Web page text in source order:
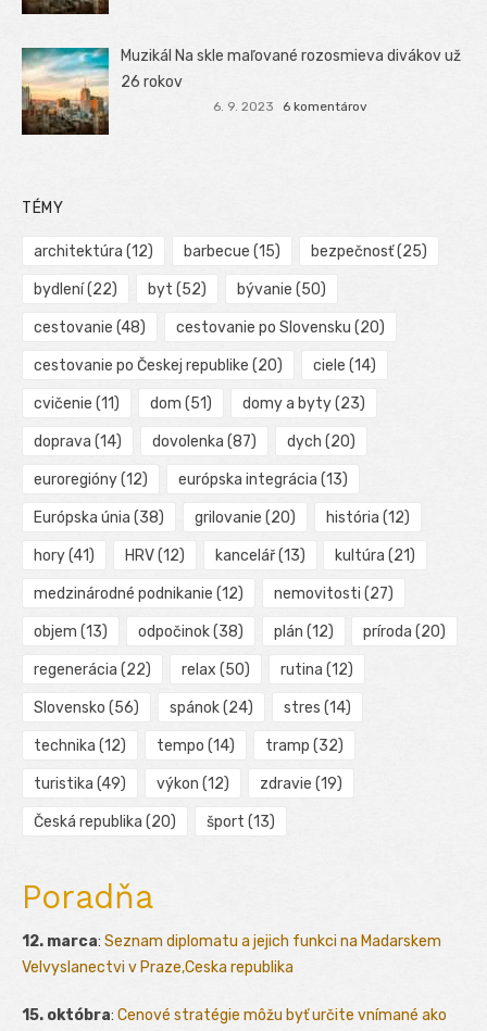
Muzikál Na skle maľované rozosmieva divákov už
26 rokov
6. 9. 2023 6 komentárov
TÉMY
architektúra (12) barbecue (15) bezpečnosť(25)
bydlení(22) byt (52) bývanie (50)
cestovanie (48) cestovanie po Slovensku (20)
cestovanie po Českej republike (20) ciele (14)
cvičenie (11) dom (51) domy a byty(23)
doprava (14) dovolenka (87) dych (20)
euroregióny(12) európska integrácia (13)
Európska únia (38) grilovanie (20) história (12)
hory(41) HRV(12) kancelář(13) kultúra (21)
medzinárodné podnikanie (12) nemovitosti (27)
objem (13) odpočinok(38) plán (12) príroda (20)
regenerácia (22) relax (50) rutina (12)
Slovensko (56) spánok(24) stres (14)
technika (12) tempo (14) tramp (32)
turistika (49) výkon (12) zdravie (19)
Česká republika (20) šport (13)
Poradňa
12. marca: Seznam diplomatu a jejich funkci na Madarskem
Velvyslanectvi v Praze,Ceska republika
15. októbra: Cenové stratégie môžu byť určite vnímané ako